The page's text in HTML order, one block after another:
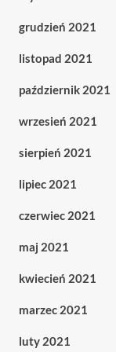
grudzień 2021
listopad 2021
październik 2021
wrzesień 2021
sierpień 2021
lipiec 2021
czerwiec 2021
maj 2021
kwiecień 2021
marzec 2021
luty 2021